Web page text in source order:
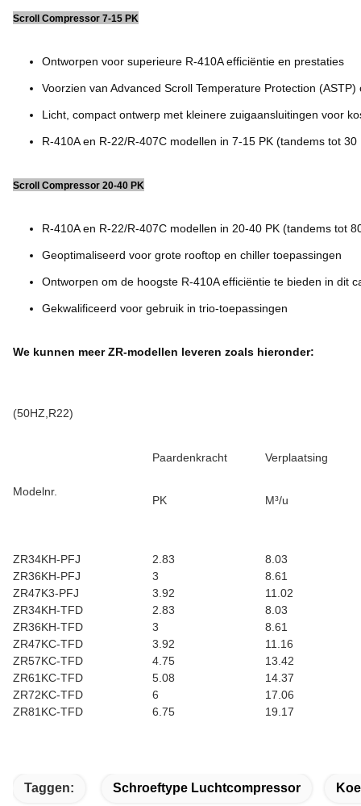
Scroll Compressor 7-15 PK
Ontworpen voor superieure R-410A efficiëntie en prestaties
Voorzien van Advanced Scroll Temperature Protection
Licht, compact ontwerp met kleinere zuigaansluitingen voor
R-410A en R-22/R-407C modellen in 7-15 PK (tandems tot 30
Scroll Compressor 20-40 PK
R-410A en R-22/R-407C modellen in 20-40 PK (tandems tot
Geoptimaliseerd voor grote rooftop en chiller toepassingen
Ontworpen om de hoogste R-410A efficiëntie te bieden in dit
Gekwalificeerd voor gebruik in trio-toepassingen
We kunnen meer ZR-modellen leveren zoals hieronder:
(50HZ,R22)
Modelnr.
Paardenkracht Verplaatsing
PK M³/u
ZR34KH-PFJ 2.83
8.03
ZR36KH-PFJ
3
8.61
ZR47K3-PFJ
3.92
11.02
ZR34KH-TFD
2.83
8.03
ZR36KH-TFD
3
8.61
ZR47KC-TFD
3.92
11.16
ZR57KC-TFD
4.75
13.42
ZR61KC-TFD
5.08
14.37
ZR72KC-TFD
6
17.06
ZR81KC-TFD
6.75 19.17
Taggen: Schroeftype Luchtcompressor